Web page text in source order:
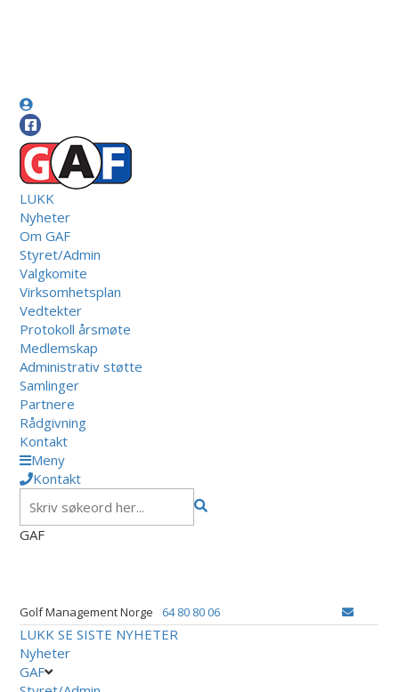
LUKK
Nyheter
Om GAF
Styret/Admin
Valgkomite
Virksomhetsplan
Vedtekter
Protokoll årsmøte
Medlemskap
Administrativ støtte
Samlinger
Partnere
Rådgivning
Kontakt
Meny
Kontakt
GAF
Golf Management Norge 64 80 80 06
LUKK SE SISTE NYHETER
Nyheter
GAF